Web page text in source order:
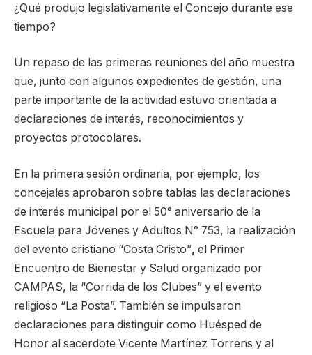
¿Qué produjo legislativamente el Concejo durante ese
tiempo?
Un repaso de las primeras reuniones del año muestra
que, junto con algunos expedientes de gestión, una
parte importante de la actividad estuvo orientada a
declaraciones de interés, reconocimientos y
proyectos protocolares.
En la primera sesión ordinaria, por ejemplo, los
concejales aprobaron sobre tablas las declaraciones
de interés municipal por el 50° aniversario de la
Escuela para Jóvenes y Adultos N° 753, la realización
del evento cristiano “Costa Cristo”, el Primer
Encuentro de Bienestar y Salud organizado por
CAMPAS, la “Corrida de los Clubes” y el evento
religioso “La Posta”. También se impulsaron
declaraciones para distinguir como Huésped de
Honor al sacerdote Vicente Martínez Torrens y al